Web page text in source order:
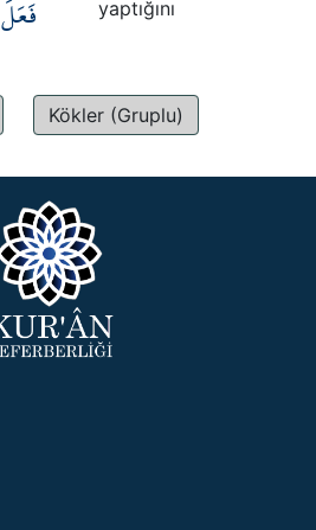
فَعَلَ yaptığını
Kökler (Gruplu)